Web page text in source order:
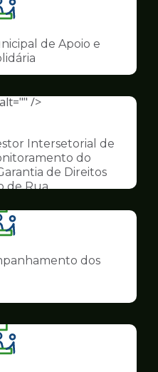
de Apoio e
/>
Ilustração
Intersetorial de
do
de Direitos
de Rua
dos